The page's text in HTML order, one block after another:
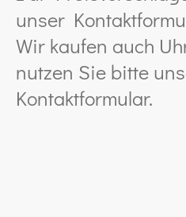
unser
Wir kaufen auch
nutzen Sie bitte
Kontaktformular.